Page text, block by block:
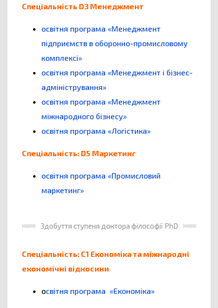
Спеціальність D3 Менеджмент
освітня програма «Менеджмент
підприємств в оборонно-промисловому
комплексі»
освітня програма «Менеджмент і бізнес-
адміністрування»
освітня програма «Менеджмент
міжнародного бізнесу»
освітня програма «Логістика»
Спеціальність: D5 Маркетинг
освітня програма «Промисловий
маркетинг»
Здобуття ступеня доктора філософії PhD
Спеціальність: С1 Економіка та міжнародні
економічні відносини
освітня програма «Економіка»